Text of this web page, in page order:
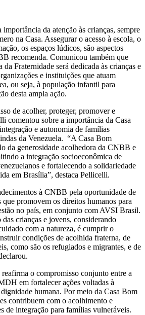
da atenção às crianças, sempre
na Casa. Assegurar o acesso à escola, o
os espaços lúdicos, são aspectos
recomenda. Comunicou também que
da Fraternidade será dedicada às crianças e
e instituições que atuam
ou seja, à população infantil para
desta ampla ação.
de acolher, proteger, promover e
comentou sobre a importância da Casa
e autonomia de famílias
da Venezuela. “A Casa Bom
da generosidade acolhedora da CNBB e
a integração socioeconômica de
e fortalecendo a solidariedade
em Brasília”, destaca Pellicelli.
à CNBB pela oportunidade de
que promovem os direitos humanos para
no país, em conjunto com AVSI Brasil.
crianças e jovens, considerando
com a natureza, é cumprir o
condições de acolhida fraterna, de
como são os refugiados e migrantes, e de
o compromisso conjunto entre a
em fortalecer ações voltadas à
humana. Por meio da Casa Bom
contribuem com o acolhimento e
de integração para famílias vulneráveis.